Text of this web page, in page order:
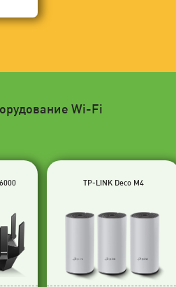
Wi-Fi
TP-LINK Deco M4